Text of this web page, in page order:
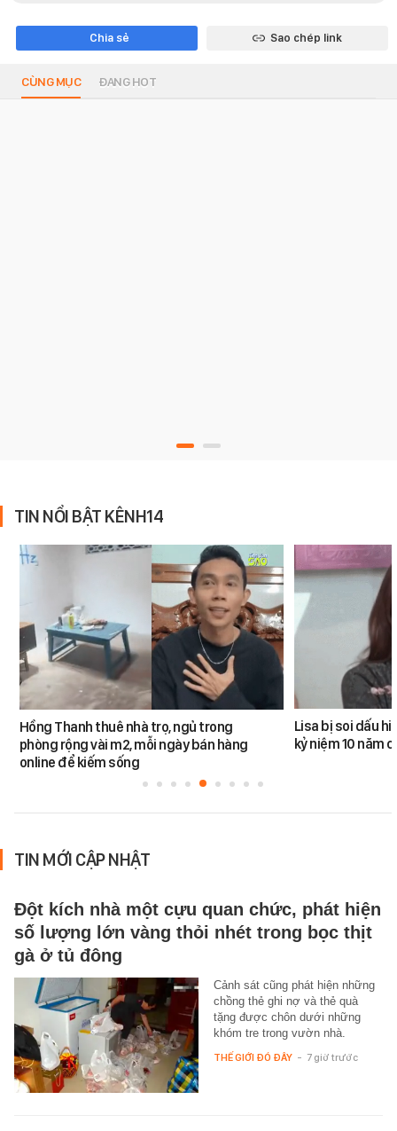
Chia sẻ Sao chép link
CÙNG MỤC ĐANG HOT
TIN NỔI BẬT KÊNH14
Hồng Thanh thuê nhà trọ, ngủ trong
phòng rộng vài m2, mỗi ngày bán hàng
online để kiếm sống
Lisa bị soi dấu
kỷ niệm 10 năm
TIN MỚI CẬP NHẬT
Đột kích nhà một cựu quan chức, phát hiện
số lượng lớn vàng thỏi nhét trong bọc thịt
gà ở tủ đông
Cảnh sát cũng phát hiện những
chồng thẻ ghi nợ và thẻ quà
tặng được chôn dưới những
khóm tre trong vườn nhà.
THẾ GIỚI ĐÓ ĐÂY - 7 giờ trước